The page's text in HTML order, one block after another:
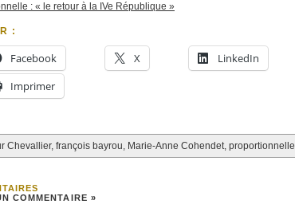
: « le retour à la IVe République »
:
Facebook X LinkedIn
Imprimer
Chevallier, françois bayrou, Marie-Anne Cohendet, proportionnelle
COMMENTAIRE »